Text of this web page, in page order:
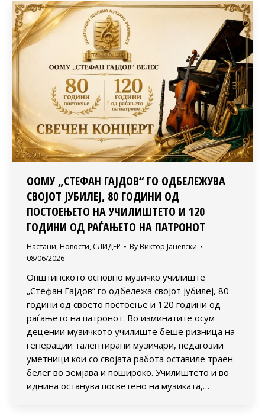
ООМУ „СТЕФАН ГАЈДОВ“ ГО ОДБЕЛЕЖУВА
СВОЈОТ ЈУБИЛЕЈ, 80 ГОДИНИ ОД
ПОСТОЕЊЕТО НА УЧИЛИШТЕТО И 120
ГОДИНИ ОД РАЃАЊЕТО НА ПАТРОНОТ
Настани, Новости, СЛИДЕР By Виктор Јаневски
08/06/2026
Општинското основно музичко училиште
„Стефан Гајдов“ го одбележа својот јубилеј, 80
години од своето постоење и 120 години од
раѓањето на патронот. Во изминатите осум
децении музичкото училиште беше ризница на
генерации талентирани музичари, педагозии
уметници кои со својата работа оставиле траен
белег во земјава и пошироко. Училиштето и во
иднина останува посветено на музиката,…